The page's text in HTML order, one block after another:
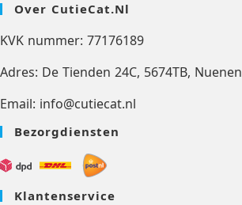
Over CutieCat.nl
KVK nummer: 77176189
Adres: De Tienden 24C, 5674TB, Nuenen
Email: info@cutiecat.nl
Bezorgdiensten
Klantenservice